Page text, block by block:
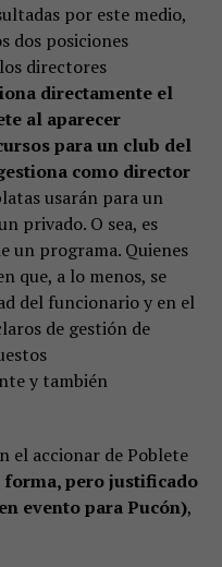
por este medio,
dos posiciones
directores
directamente el
al aparecer
para un club del
como director
usarán para un
privado. O sea, es
un programa. Quienes
que, a lo menos, se
del funcionario y en el
de gestión de
y también
el accionar de Poblete
pero justificado
evento para Pucón),